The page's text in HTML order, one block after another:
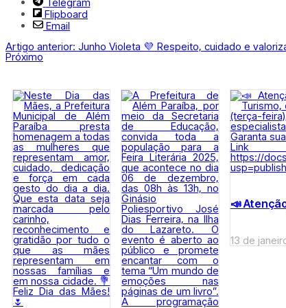
Flipboard
Email
Artigo anterior: Junho Violeta 💜 Respeito, cuidado e
Próximo
📣
13 de